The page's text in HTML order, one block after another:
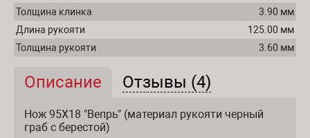
Описание и отзывы
Описание (активная вкладка)
Отзывы (4)
Нож 95Х18 "Вепрь" (материал рукояти черный
граб с берестой)
Толщина клинка
3.90 мм
Длина рукояти
125.00 мм
Толщина рукояти
3.60 мм